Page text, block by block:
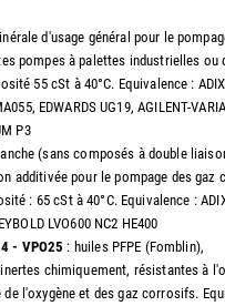
d'usage général pour le
pompes à palettes industrielles ou
55 cSt à 40°C. Equivalence :
EDWARDS UG19, AGILENT-
P3
(sans composés à double
additivée pour le pompage des gaz
: 65 cSt à 40°C. Equivalence :
LVO600 NC2 HE400
- VPO25 : huiles PFPE (Fomblin),
chimiquement, résistantes à
de l'oxygène et des gaz corrosifs.